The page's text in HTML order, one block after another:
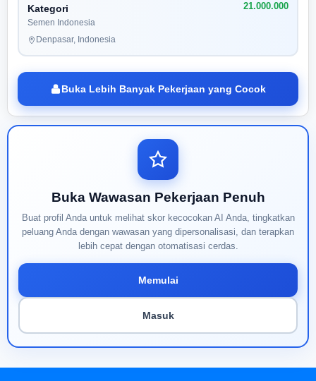
Kategori
Semen Indonesia
21.000.000
Denpasar, Indonesia
Buka Lebih Banyak Pekerjaan yang Cocok
Buka Wawasan Pekerjaan Penuh
Buat profil Anda untuk melihat skor kecocokan AI Anda, tingkatkan
peluang Anda dengan wawasan yang dipersonalisasi, dan terapkan
lebih cepat dengan otomatisasi cerdas.
Memulai
Masuk